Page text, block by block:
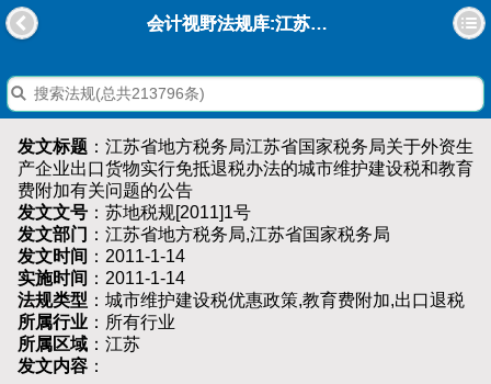
会计视野法规库:江苏省地方税务局江苏省国家税务局关于外资生产企业出口货物实行免抵退税办法的城市维护建设税和教育费附加有关问题的公告
发文标题 ：江苏省地方税务局江苏省国家税务局关于外资生
产企业出口货物实行免抵退税办法的城市维护建设税和教育
费附加有关问题的公告
发文文号 ：苏地税规[2011]1号
发文部门 ：江苏省地方税务局,江苏省国家税务局
发文时间 ：2011-1-14
实施时间 ：2011-1-14
法规类型 ：城市维护建设税优惠政策,教育费附加,出口退税
所属行业 ：所有行业
所属区域 ：江苏
发文内容 ：